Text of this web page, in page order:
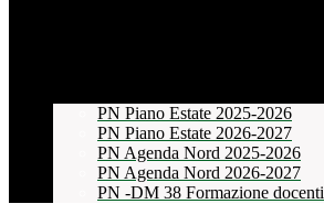
PN Piano Estate 2025-2026
PN Piano Estate 2026-2027
PN Agenda Nord 2025-2026
PN Agenda Nord 2026-2027
PN -DM 38 Formazione docenti